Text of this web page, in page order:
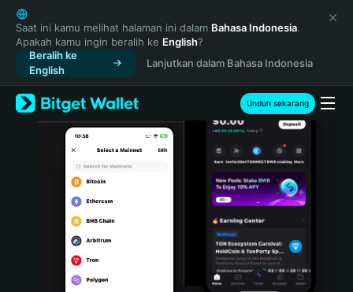
English
日本語
Tiếng Việt
Русский
Español (Latinoamérica)
Türkçe
Italiano
Português (Portugal)
Bahasa Indonesia
Saat ini kamu melihat halaman ini dalam Bahasa Indonesia.
Apakah kamu ingin beralih ke English?
Beralih ke
English
Lanjutkan dalam Bahasa Indonesia
Unduh sekarang